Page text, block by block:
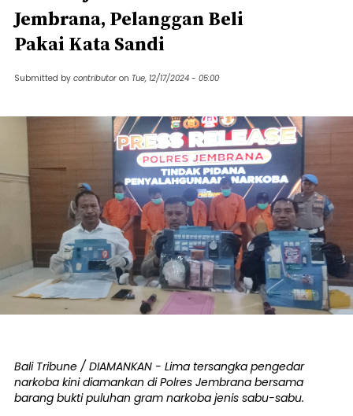
Jembrana, Pelanggan Beli
Pakai Kata Sandi
Submitted by contributor on Tue, 12/17/2024 - 05:00
Bali Tribune / DIAMANKAN - Lima tersangka pengedar
narkoba kini diamankan di Polres Jembrana bersama
barang bukti puluhan gram narkoba jenis sabu-sabu.